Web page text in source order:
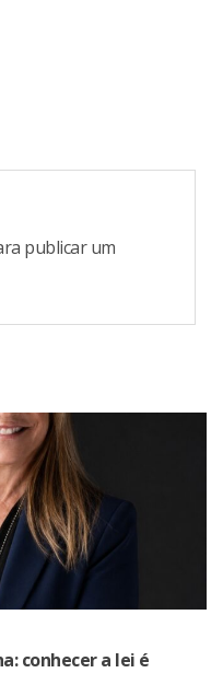
publicar um
conhecer a lei é